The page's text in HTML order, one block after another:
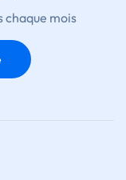
chaque mois